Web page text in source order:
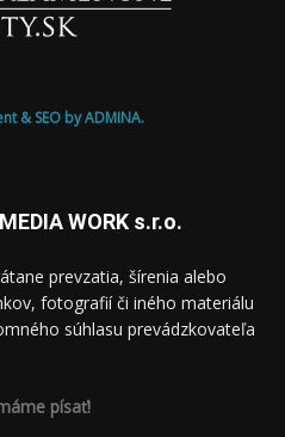
& SEO by ADMINA.
WORK s.r.o.
prevzatia, šírenia alebo
fotografií či iného materiálu
súhlasu prevádzkovateľa
písať!